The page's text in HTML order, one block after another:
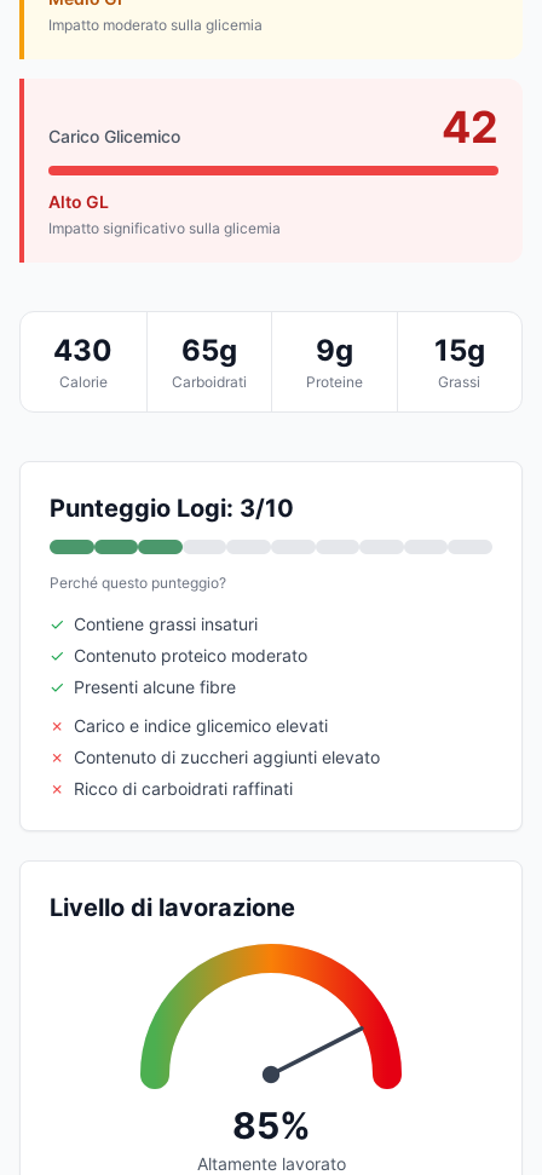
Impatto moderato sulla glicemia
Carico Glicemico 42
Alto GL
Impatto significativo sulla glicemia
430
Calorie
65g
Carboidrati
9g
Proteine
15g
Grassi
Punteggio Logi: 3/10
Perché questo punteggio?
✓ Contiene grassi insaturi
✓ Contenuto proteico moderato
✓ Presenti alcune fibre
✗
Carico e indice glicemico elevati
✗
Contenuto di zuccheri aggiunti elevato
✗
Ricco di carboidrati raffinati
Livello di lavorazione
85%
Altamente lavorato